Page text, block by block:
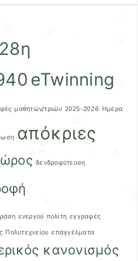
28η
eTwinning
μαθητών/τριών 2025-2026 Ημέρα
απόκριες
δενδροφύτευση
ενεργού πολίτη εγγραφές
Πολυτεχνείου επαγγέλματα
κανονισμός